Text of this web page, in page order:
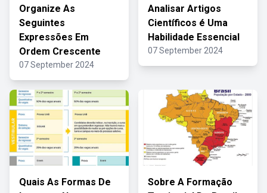
Organize As
Seguintes
Expressões Em
Ordem Crescente
07 September 2024
Analisar Artigos
Científicos é Uma
Habilidade Essencial
07 September 2024
Quais As Formas De
Sobre A Formação